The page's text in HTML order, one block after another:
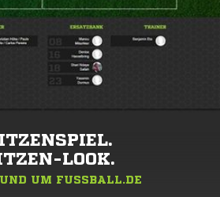
LOOK.
UM FUSSBALL.DE